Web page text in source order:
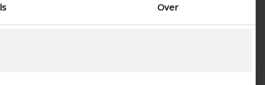
Over